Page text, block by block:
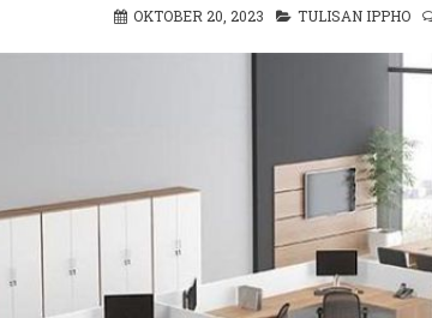
OKTOBER 20, 2023 TULISAN IPPHO